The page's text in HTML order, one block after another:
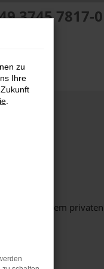
3745 7817-0
oder in einem privaten
zu
Ihre